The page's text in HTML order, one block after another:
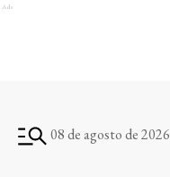
Ads
08 de agosto de 2026